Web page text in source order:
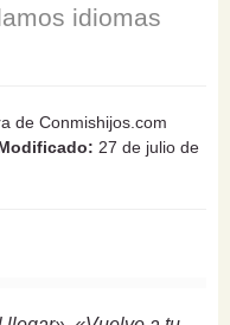
idiomas
de Conmishijos.com
27 de julio de